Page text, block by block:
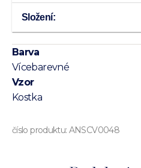
Složení:
Barva
Vícebarevné
Vzor
Kostka
číslo produktu: ANSCV0048